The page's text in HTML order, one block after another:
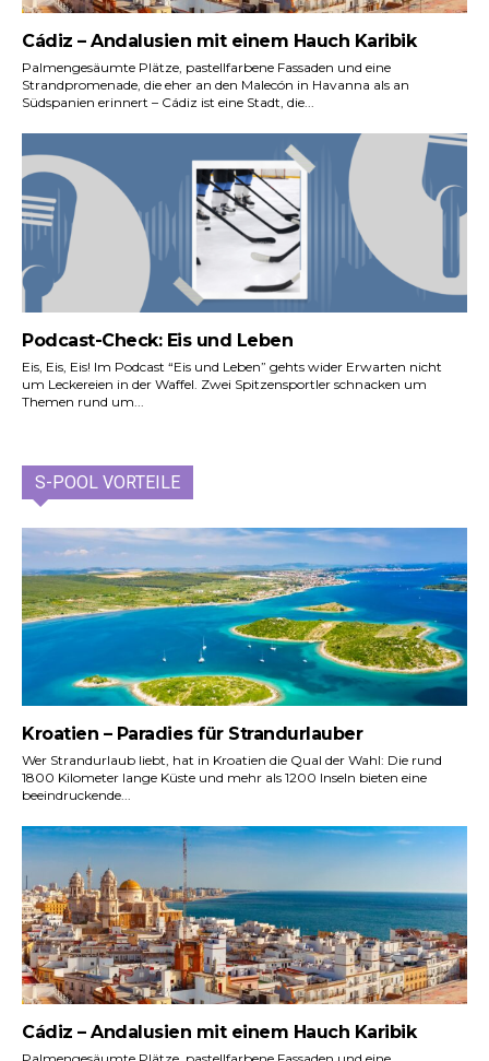
Cádiz – Andalusien mit einem Hauch Karibik
Palmengesäumte Plätze, pastellfarbene Fassaden und eine
Strandpromenade, die eher an den Malecón in Havanna als an
Südspanien erinnert – Cádiz ist eine Stadt, die...
Podcast-Check: Eis und Leben
Eis, Eis, Eis! Im Podcast “Eis und Leben” gehts wider Erwarten nicht
um Leckereien in der Waffel. Zwei Spitzensportler schnacken um
Themen rund um...
S-POOL VORTEILE
Kroatien – Paradies für Strandurlauber
Wer Strandurlaub liebt, hat in Kroatien die Qual der Wahl: Die rund
1800 Kilometer lange Küste und mehr als 1200 Inseln bieten eine
beeindruckende...
Cádiz – Andalusien mit einem Hauch Karibik